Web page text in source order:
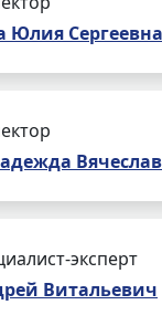
Юлия Сергеевна
эксперт
Витальевич